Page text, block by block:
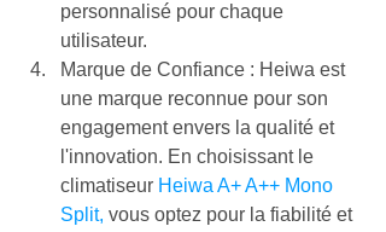
personnalisé pour chaque
utilisateur.
Marque de Confiance : Heiwa est
une marque reconnue pour son
engagement envers la qualité et
l'innovation. En choisissant le
climatiseur Heiwa A+ A++ Mono
Split, vous optez pour la fiabilité et